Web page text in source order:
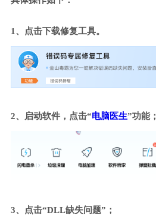
1、点击下载修复工具。
2、启动软件，点击“电脑医生”功能；
3、点击“DLL缺失问题”；